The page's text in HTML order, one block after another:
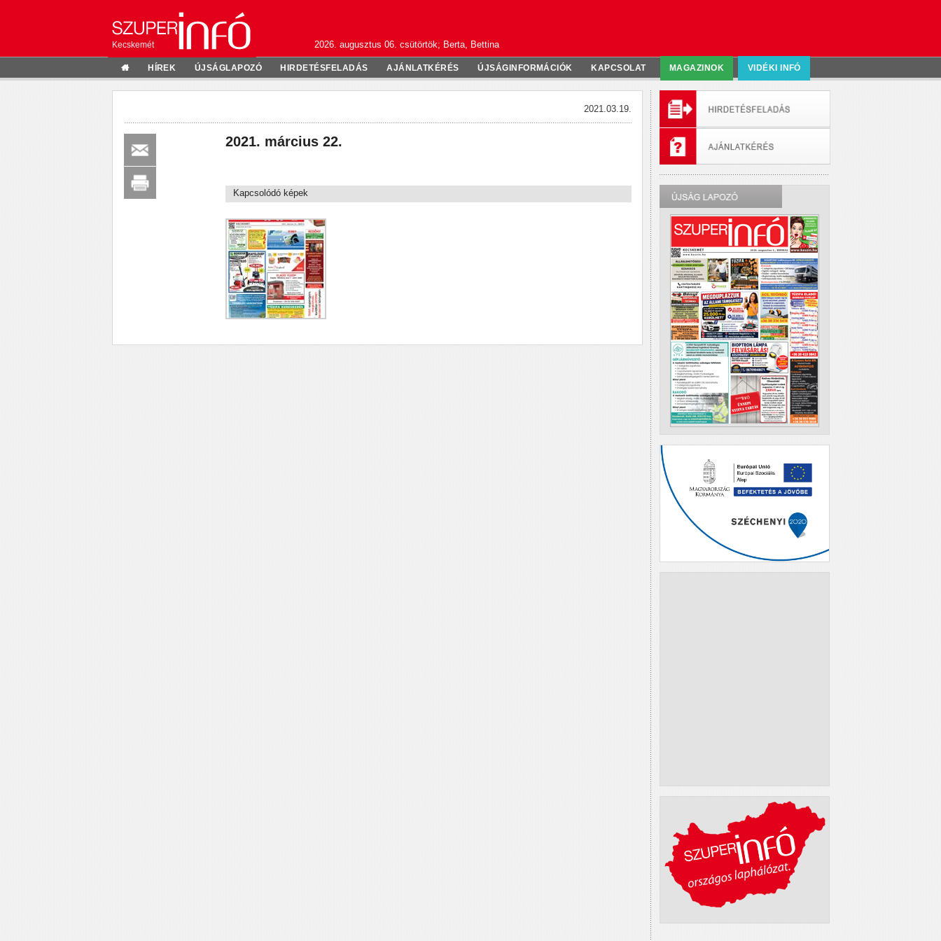
Kecskemét 2026. augusztus 06. csütörtök; Berta, Bettina
HÍREK ÚJSÁGLAPOZÓ HIRDETÉSFELADÁS AJÁNLATKÉRÉS ÚJSÁGINFORMÁCIÓK KAPCSOLAT MAGAZINOK VIDÉKI INFÓ
2021.03.19.
2021. március 22.
Kapcsolódó képek